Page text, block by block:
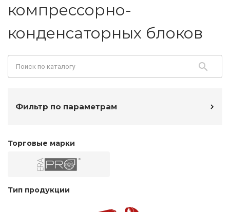
компрессорно-
конденсаторных блоков
Фильтр по параметрам
Торговые марки
Тип продукции